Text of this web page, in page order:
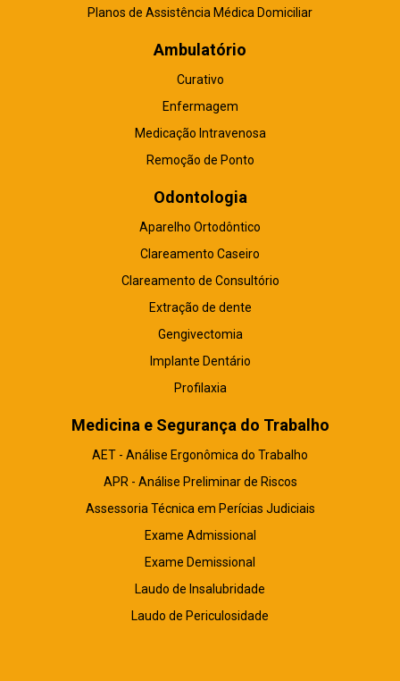
Planos de Assistência Médica Domiciliar
Ambulatório
Curativo
Enfermagem
Medicação Intravenosa
Remoção de Ponto
Odontologia
Aparelho Ortodôntico
Clareamento Caseiro
Clareamento de Consultório
Extração de dente
Gengivectomia
Implante Dentário
Profilaxia
Medicina e Segurança do Trabalho
AET - Análise Ergonômica do Trabalho
APR - Análise Preliminar de Riscos
Assessoria Técnica em Perícias Judiciais
Exame Admissional
Exame Demissional
Laudo de Insalubridade
Laudo de Periculosidade